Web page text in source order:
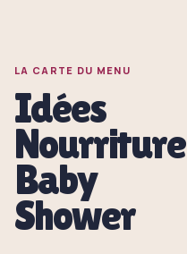
LA CARTE DU MENU
Idées
Nourriture
Baby
Shower